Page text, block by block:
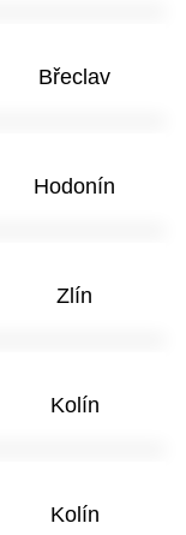
Břeclav
Hodonín
Zlín
Kolín
Kolín